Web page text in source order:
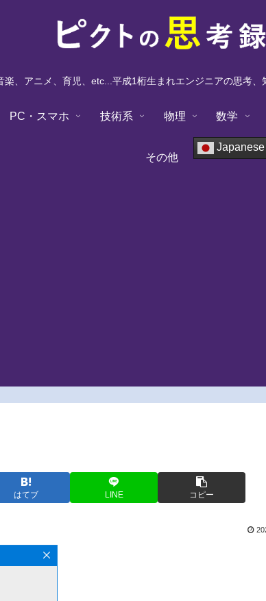
楽、アニメ、育児、etc...平成1桁生まれエンジニアの思考、
PC・スマホ 技術系 物理 数学
その他
Japanese
はてブ LINE コピー